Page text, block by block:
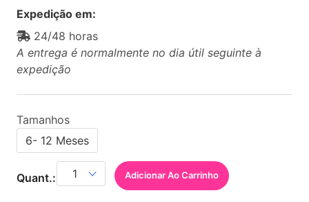
Expedição em:
24/48 horas
A entrega é normalmente no dia útil seguinte à
expedição
Tamanhos
6- 12 Meses
Quant.: Adicionar Ao Carrinho